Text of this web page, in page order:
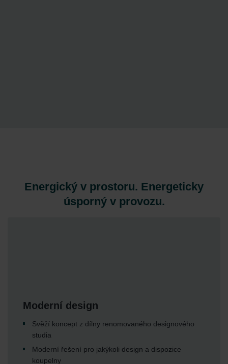
Energický v prostoru. Energeticky
úsporný v provozu.
Moderní design
Svěží koncept z dílny renomovaného designového
studia
Moderní řešení pro jakýkoli design a dispozice
koupelny